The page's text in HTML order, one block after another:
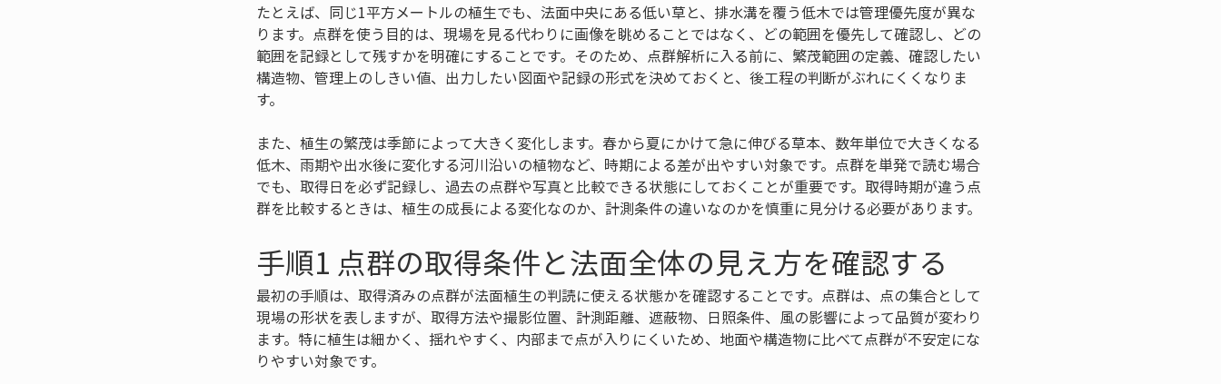
たとえば、同じ1平方メートルの植生でも、法面中央にある低い草と、排水溝を覆う低木では管理優先度が異な
ります。点群を使う目的は、現場を見る代わりに画像を眺めることではなく、どの範囲を優先して確認し、どの
範囲を記録として残すかを明確にすることです。そのため、点群解析に入る前に、繁茂範囲の定義、確認したい
構造物、管理上のしきい値、出力したい図面や記録の形式を決めておくと、後工程の判断がぶれにくくなりま
す。
また、植生の繁茂は季節によって大きく変化します。春から夏にかけて急に伸びる草本、数年単位で大きくなる
低木、雨期や出水後に変化する河川沿いの植物など、時期による差が出やすい対象です。点群を単発で読む場合
でも、取得日を必ず記録し、過去の点群や写真と比較できる状態にしておくことが重要です。取得時期が違う点
群を比較するときは、植生の成長による変化なのか、計測条件の違いなのかを慎重に見分ける必要があります。
手順1 点群の取得条件と法面全体の見え方を確認する
最初の手順は、取得済みの点群が法面植生の判読に使える状態かを確認することです。点群は、点の集合として
現場の形状を表しますが、取得方法や撮影位置、計測距離、遮蔽物、日照条件、風の影響によって品質が変わり
ます。特に植生は細かく、揺れやすく、内部まで点が入りにくいため、地面や構造物に比べて点群が不安定にな
りやすい対象です。